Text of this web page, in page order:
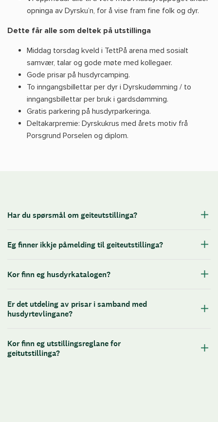
opninga av Dyrsku’n, for å vise fram fine folk og dyr.
Dette får alle som deltek på utstillinga
Middag torsdag kveld i TettPå arena med sosialt
samvær, talar og gode møte med kollegaer.
Gode prisar på husdyrcamping.
To inngangsbillettar per dyr i Dyrskudømming / to
inngangsbillettar per bruk i gardsdømming.
Gratis parkering på husdyrparkeringa.
Deltakarpremie: Dyrskukrus med årets motiv frå
Porsgrund Porselen og diplom.
Har du spørsmål om geiteutstillinga?
Eg finner ikkje påmelding til geiteutstillinga?
Kor finn eg husdyrkatalogen?
Er det utdeling av prisar i samband med
husdyrtevlingane?
Kor finn eg utstillingsreglane for
geitutstillinga?